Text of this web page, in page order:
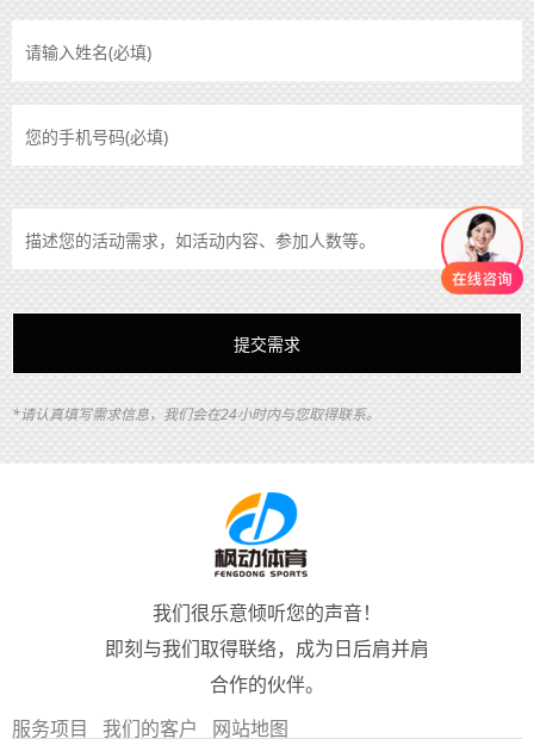
*请认真填写需求信息，我们会在24小时内与您取得联系。
我们很乐意倾听您的声音！
即刻与我们取得联络，成为日后肩并肩
合作的伙伴。
服务项目
我们的客户 网站地图